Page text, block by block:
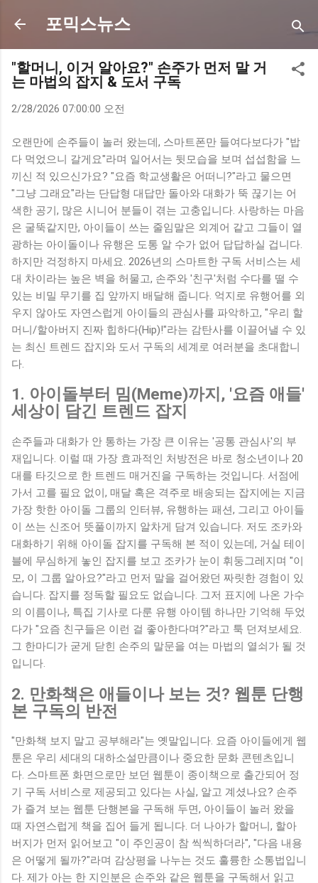
기본 콘텐츠로 건너뛰기
포믹스뉴스
"할머니, 이거 알아요?" 손주가 먼저 말 거
는 마법의 잡지 & 도서 구독
2/28/2026 07:00:00 오전
오랜만에 손주들이 놀러 왔는데, 스마트폰만 들여다보다가 "밥
다 먹었으니 갈게요"라며 일어서는 뒷모습을 보며 섭섭함을 느
끼신 적 있으신가요? "요즘 학교생활은 어떠니?"라고 물으면
"그냥 그래요"라는 단답형 대답만 돌아와 대화가 뚝 끊기는 어
색한 공기, 많은 시니어 분들이 겪는 고충입니다. 사랑하는 마음
은 굴뚝같지만, 아이들이 쓰는 줄임말은 외계어 같고 그들이 열
광하는 아이돌이나 유행은 도통 알 수가 없어 답답하실 겁니다.
하지만 걱정하지 마세요. 2026년의 스마트한 구독 서비스는 세
대 차이라는 높은 벽을 허물고, 손주와 '친구'처럼 수다를 떨 수
있는 비밀 무기를 집 앞까지 배달해 줍니다. 억지로 유행어를 외
우지 않아도 자연스럽게 아이들의 관심사를 파악하고, "우리 할
머니/할아버지 진짜 힙하다(Hip)!"라는 감탄사를 이끌어낼 수 있
는 최신 트렌드 잡지와 도서 구독의 세계로 여러분을 초대합니
다.
1. 아이돌부터 밈(Meme)까지, '요즘 애들'
세상이 담긴 트렌드 잡지
손주들과 대화가 안 통하는 가장 큰 이유는 '공통 관심사'의 부
재입니다. 이럴 때 가장 효과적인 처방전은 바로 청소년이나 20
대를 타깃으로 한 트렌드 매거진을 구독하는 것입니다. 서점에
가서 고를 필요 없이, 매달 혹은 격주로 배송되는 잡지에는 지금
가장 핫한 아이돌 그룹의 인터뷰, 유행하는 패션, 그리고 아이들
이 쓰는 신조어 뜻풀이까지 알차게 담겨 있습니다. 저도 조카와
대화하기 위해 아이돌 잡지를 구독해 본 적이 있는데, 거실 테이
블에 무심하게 놓인 잡지를 보고 조카가 눈이 휘둥그레지며 "이
모, 이 그룹 알아요?"라고 먼저 말을 걸어왔던 짜릿한 경험이 있
습니다. 잡지를 정독할 필요도 없습니다. 그저 표지에 나온 가수
의 이름이나, 특집 기사로 다룬 유행 아이템 하나만 기억해 두었
다가 "요즘 친구들은 이런 걸 좋아한다며?"라고 툭 던져보세요.
그 한마디가 굳게 닫힌 손주의 말문을 여는 마법의 열쇠가 될 것
입니다.
2. 만화책은 애들이나 보는 것? 웹툰 단행
본 구독의 반전
"만화책 보지 말고 공부해라"는 옛말입니다. 요즘 아이들에게 웹
툰은 우리 세대의 대하소설만큼이나 중요한 문화 콘텐츠입니
다. 스마트폰 화면으로만 보던 웹툰이 종이책으로 출간되어 정
기 구독 서비스로 제공되고 있다는 사실, 알고 계셨나요? 손주
가 즐겨 보는 웹툰 단행본을 구독해 두면, 아이들이 놀러 왔을
때 자연스럽게 책을 집어 들게 됩니다. 더 나아가 할머니, 할아
버지가 먼저 읽어보고 "이 주인공이 참 씩씩하더라", "다음 내용
은 어떻게 될까?"라며 감상평을 나누는 것도 훌륭한 소통법입니
다. 제가 아는 한 지인분은 손주와 같은 웹툰을 구독해서 읽고